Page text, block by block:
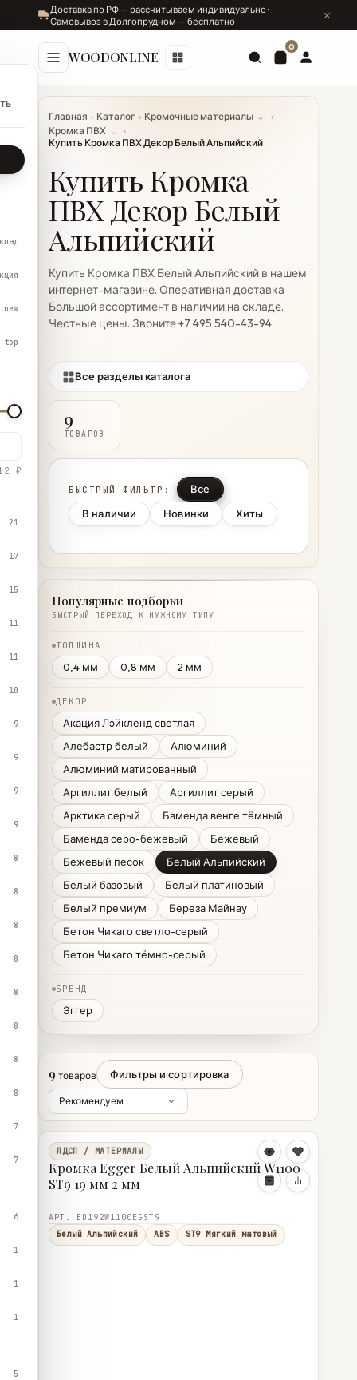
Доставка по РФ — рассчитываем индивидуально ·
Самовывоз в Долгопрудном — бесплатно
WOODONLINE
0
Главная › Каталог › Кромочные материалы ⌄
›
Кромка ПВХ ⌄
›
Купить Кромка ПВХ Декор Белый Альпийский
Купить Кромка
ПВХ Декор Белый
Альпийский
Купить Кромка ПВХ Белый Альпийский в нашем
интернет-магазине. Оперативная доставка
Большой ассортимент в наличии на складе.
Честные цены. Звоните +7 495 540-43-94
Все разделы каталога
9
ТОВАРОВ
БЫСТРЫЙ ФИЛЬТР:
Все
В наличии
Новинки Хиты
new
top
₽
21
17
15
11
11
10
9
9
9
9
8
8
8
8
8
8
8
8
7
7
6
1
1
1
5
Популярные подборки
БЫСТРЫЙ ПЕРЕХОД К НУЖНОМУ ТИПУ
ТОЛЩИНА
0,4 мм 0,8 мм 2 мм
ДЕКОР
Акация Лэйкленд светлая
Алебастр белый
Алюминий
Алюминий матированный
Аргиллит белый
Аргиллит серый
Арктика серый
Баменда венге тёмный
Баменда серо-бежевый
Бежевый
Бежевый песок
Белый Альпийский
Белый базовый
Белый платиновый
Белый премиум
Береза Майнау
Бетон Чикаго светло-серый
Бетон Чикаго тёмно-серый
БРЕНД
Эггер
9 товаров Фильтры и сортировка
ЛДСП / МАТЕРИАЛЫ
Кромка Egger Белый Альпийский W1100
ST9 19 мм 2 мм
АРТ. ED192W1100EGST9
Белый Альпийский
ABS ST9 Мягкий матовый